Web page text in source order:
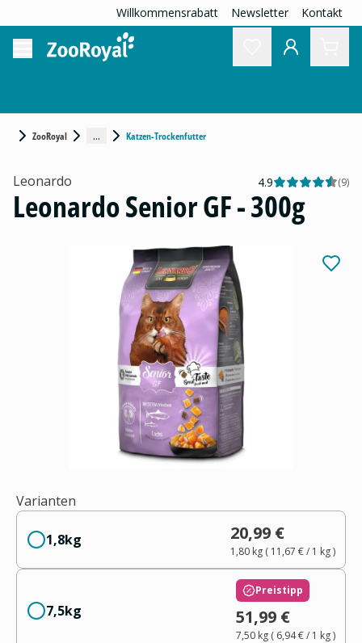
Willkommensrabatt Newsletter Kontakt
ZooRoyal ... Katzen-Trockenfutter
Leonardo 4.9 (9)
Leonardo Senior GF - 300g
Varianten
1,8kg 20,99 €
1,80 kg( 11,67 €/ 1 kg)
7,5kg
Preistipp
51,99 €
7,50 kg( 6,94 €/ 1 kg)